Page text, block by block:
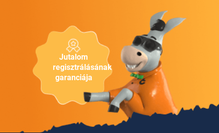
Jutalom
regisztrálásának
garanciája